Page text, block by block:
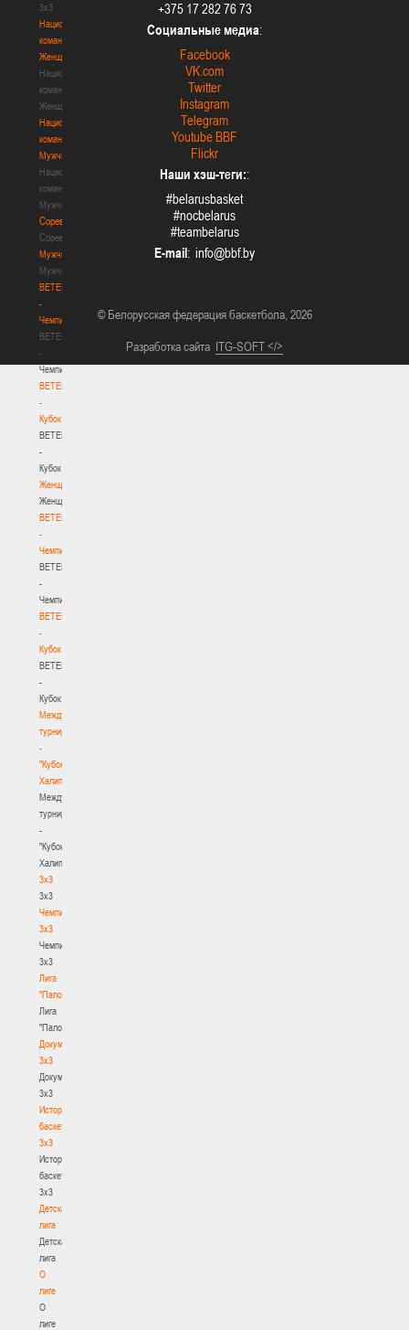
3х3
Национальная
команда.
Женщины
Национальная
команда.
Женщины
Национальная
команда.
Мужчины
Национальная
команда.
Мужчины
Соревнования
Соревнования
Мужчины
Мужчины
BETERA
-
Чемпионат
BETERA
-
Чемпионат
BETERA
-
Кубок
BETERA
-
Кубок
Женщины
Женщины
BETERA
-
Чемпионат
BETERA
-
Чемпионат
BETERA
-
Кубок
BETERA
-
Кубок
Международный
турнир
-
"Кубок
Халипского"
Международный
турнир
-
"Кубок
Халипского"
3x3
3x3
Чемпионат
3х3
Чемпионат
3х3
Лига
"Палова"
Лига
"Палова"
Документы
3х3
Документы
3х3
История
баскетбола
3х3
История
баскетбола
3х3
Детская
лига
Детская
лига
О
лиге
О
лиге
+375 17 282 76 73
Социальные медиа:
Facebook
VK.com
Twitter
Instagram
Telegram
Youtube BBF
Flickr
Наши хэш-теги::
#belarusbasket
#nocbelarus
#teambelarus
E-mail:
© Белорусская федерация баскетбола, 2026
Разработка сайта ITG-SOFT </>